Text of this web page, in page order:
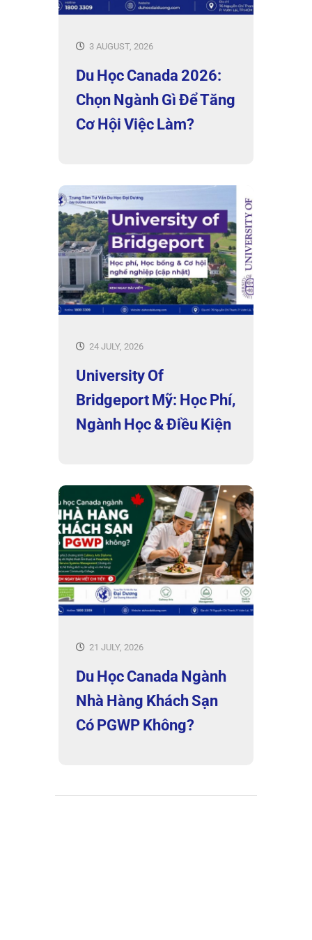
3 AUGUST, 2026
Du Học Canada 2026:
Chọn Ngành Gì Để Tăng
Cơ Hội Việc Làm?
24 JULY, 2026
University Of
Bridgeport Mỹ: Học Phí,
Ngành Học & Điều Kiện
21 JULY, 2026
Du Học Canada Ngành
Nhà Hàng Khách Sạn
Có PGWP Không?